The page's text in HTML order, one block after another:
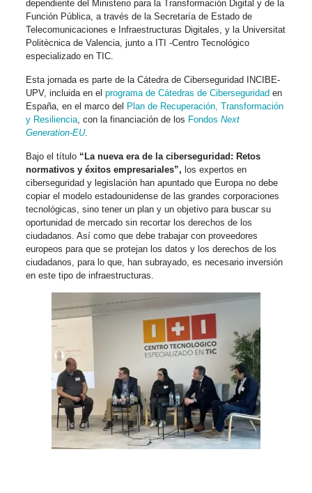
dependiente del Ministerio para la Transformación Digital y de la
Función Pública, a través de la Secretaría de Estado de
Telecomunicaciones e Infraestructuras Digitales, y la Universitat
Politècnica de Valencia, junto a ITI -Centro Tecnológico
especializado en TIC.
Esta jornada es parte de la Cátedra de Ciberseguridad INCIBE-
UPV, incluida en el programa de Cátedras de Ciberseguridad en
España, en el marco del Plan de Recuperación, Transformación
y Resiliencia, con la financiación de los Fondos Next
Generation-EU.
Bajo el título “La nueva era de la ciberseguridad: Retos
normativos y éxitos empresariales”, los expertos en
ciberseguridad y legislación han apuntado que Europa no debe
copiar el modelo estadounidense de las grandes corporaciones
tecnológicas, sino tener un plan y un objetivo para buscar su
oportunidad de mercado sin recortar los derechos de los
ciudadanos. Así como que debe trabajar con proveedores
europeos para que se protejan los datos y los derechos de los
ciudadanos, para lo que, han subrayado, es necesario inversión
en este tipo de infraestructuras.